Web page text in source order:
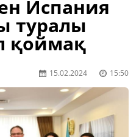
Испания
туралы
қоймақ
15.02.2024 15:50